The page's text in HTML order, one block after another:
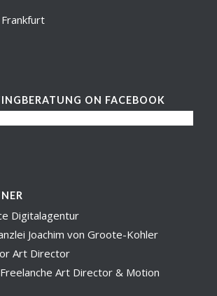
ON FACEBOOK
Digitalagentur
Joachim von Groote-Kohler
Art Director
Art Director & Motion